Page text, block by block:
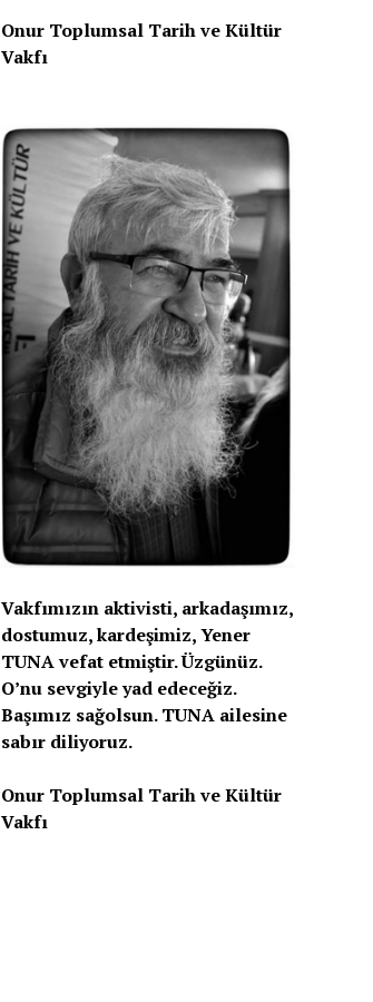
Onur Toplumsal Tarih ve Kültür
Vakfı
Vakfımızın aktivisti, arkadaşımız,
dostumuz, kardeşimiz, Yener
TUNA vefat etmiştir. Üzgünüz.
O’nu sevgiyle yad edeceğiz.
Başımız sağolsun. TUNA ailesine
sabır diliyoruz.
Onur Toplumsal Tarih ve Kültür
Vakfı